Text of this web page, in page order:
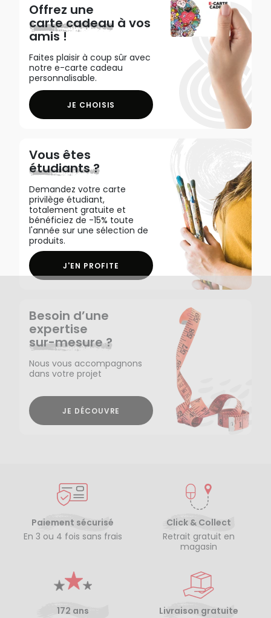
Offrez une
carte cadeau à vos
amis !
Faites plaisir à coup sûr avec
notre e-carte cadeau
personnalisable.
JE CHOISIS
Vous êtes
étudiants ?
Demandez votre carte
privilège étudiant,
totalement gratuite et
bénéficiez de -15% toute
l'année sur une sélection de
produits.
J'EN PROFITE
Besoin d’une
expertise
sur-mesure ?
Nous vous accompagnons
dans votre projet
JE DÉCOUVRE
Paiement sécurisé
En 3 ou 4 fois sans frais
Click & Collect
Retrait gratuit en
magasin
172 ans
Livraison gratuite